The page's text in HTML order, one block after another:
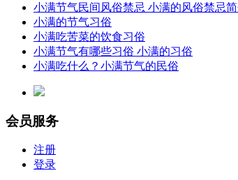
小满节气民间风俗禁忌 小满的风俗禁忌
小满的节气习俗
小满吃苦菜的饮食习俗
小满节气有哪些习俗 小满的习俗
小满吃什么？小满节气的民俗
会员服务
注册
登录